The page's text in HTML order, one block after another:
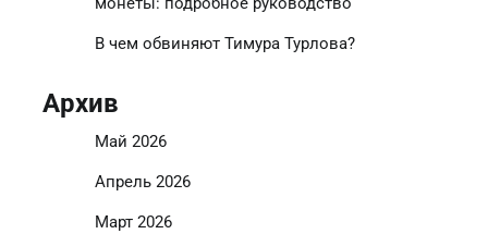
В чем обвиняют Тимура Турлова?
Архив
Май 2026
Апрель 2026
Март 2026